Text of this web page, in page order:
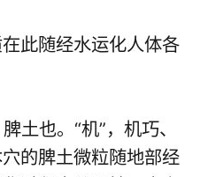
在此随经水运化人体各
土也。“机”，机巧、
的脾土微粒随地部经